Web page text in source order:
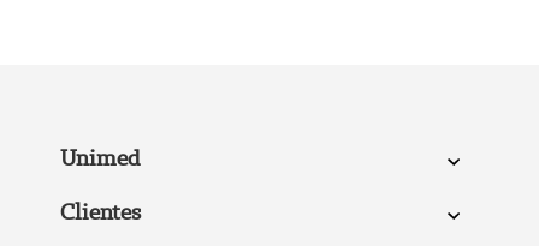
Unimed
Clientes